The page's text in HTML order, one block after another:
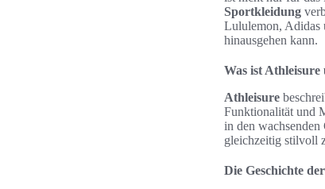
Sportkleidung
Lululemon, Adidas
hinausgehen kann.
Was ist Athleisure
Athleisure
Funktionalität und
in den wachsenden
gleichzeitig stilvoll
Die Geschichte